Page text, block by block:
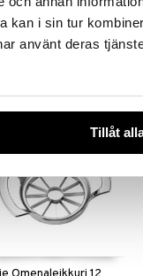
kan i sin tur
använt deras
Tillåt
Mittakannu